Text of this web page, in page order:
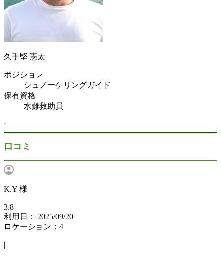
久手堅 憲太
ポジション
シュノーケリングガイド
保有資格
水難救助員
口コミ
K.Y 様
3.8
利用日： 2025/09/20
ロケーション：4
|